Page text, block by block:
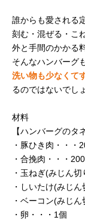
誰からも愛される
刻む・混ぜる・こ
外と手間のかかる
そんなハンバーグ
洗い物も少なくて
るのではないでし
材料
【ハンバーグのタ
・豚ひき肉・・・
・合挽肉・・・
・玉ねぎ(みじん
・しいたけ(みじ
・ベーコン(みじ
・卵・・・1個